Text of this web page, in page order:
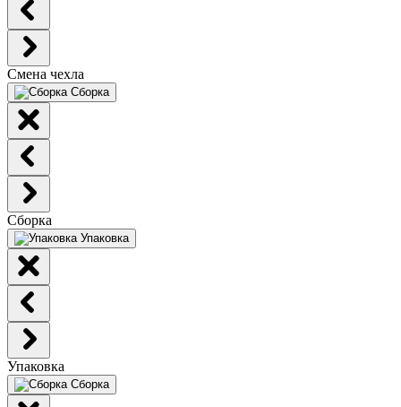
Смена чехла
Сборка
Сборка
Упаковка
Упаковка
Сборка